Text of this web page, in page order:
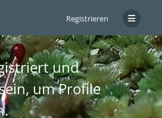
Registrieren
und
um Profile